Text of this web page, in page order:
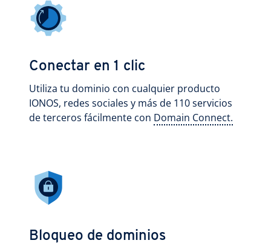
Conectar en 1 clic
Utiliza tu dominio con cualquier producto
IONOS, redes sociales y más de 110 servicios
de terceros fácilmente con Domain Connect.
Bloqueo de dominios